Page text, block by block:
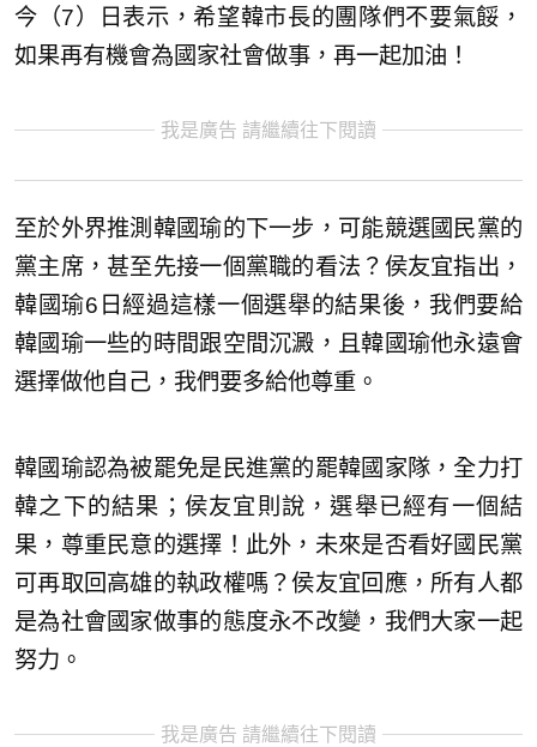
今（7）日表示，希望韓市長的團隊們不要氣餒，
如果再有機會為國家社會做事，再一起加油！
我是廣告 請繼續往下閱讀
至於外界推測韓國瑜的下一步，可能競選國民黨的
黨主席，甚至先接一個黨職的看法？侯友宜指出，
韓國瑜6日經過這樣一個選舉的結果後，我們要給
韓國瑜一些的時間跟空間沉澱，且韓國瑜他永遠會
選擇做他自己，我們要多給他尊重。
韓國瑜認為被罷免是民進黨的罷韓國家隊，全力打
韓之下的結果；侯友宜則說，選舉已經有一個結
果，尊重民意的選擇！此外，未來是否看好國民黨
可再取回高雄的執政權嗎？侯友宜回應，所有人都
是為社會國家做事的態度永不改變，我們大家一起
努力。
我是廣告 請繼續往下閱讀